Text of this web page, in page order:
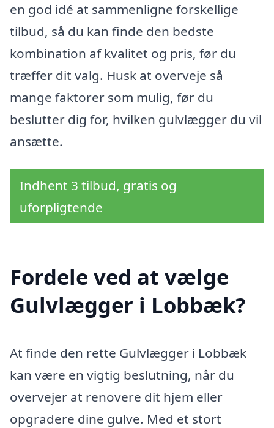
en god idé at sammenligne forskellige
tilbud, så du kan finde den bedste
kombination af kvalitet og pris, før du
træffer dit valg. Husk at overveje så
mange faktorer som mulig, før du
beslutter dig for, hvilken gulvlægger du vil
ansætte.
Indhent 3 tilbud, gratis og
uforpligtende
Fordele ved at vælge
Gulvlægger i Lobbæk?
At finde den rette Gulvlægger i Lobbæk
kan være en vigtig beslutning, når du
overvejer at renovere dit hjem eller
opgradere dine gulve. Med et stort